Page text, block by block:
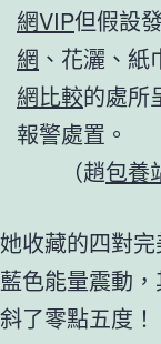
網VIP但假設
網 、花灑、
網比較的處所
報警處置。
（趙包養
她收藏的四對完
藍色能量震動
斜了零點五度！